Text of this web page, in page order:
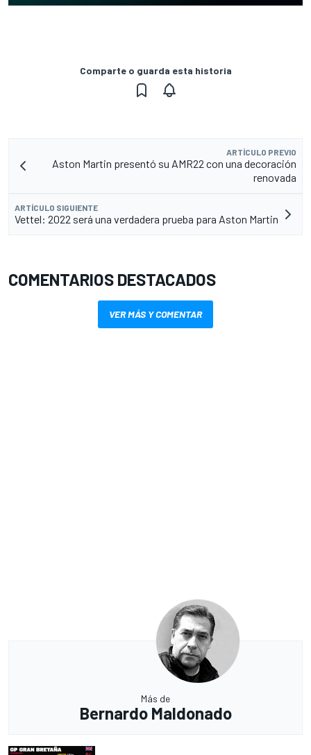
Comparte o guarda esta historia
ARTÍCULO PREVIO
Aston Martin presentó su AMR22 con una decoración
renovada
ARTÍCULO SIGUIENTE
Vettel: 2022 será una verdadera prueba para Aston Martin
COMENTARIOS DESTACADOS
VER MÁS Y COMENTAR
Más de
Bernardo Maldonado